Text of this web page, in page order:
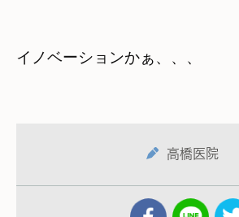
イノベーションかぁ、、、
高橋医院